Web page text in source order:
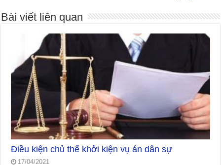
Bài viết liên quan
Điều kiện chủ thể khởi kiện vụ án dân sự
17/04/2021